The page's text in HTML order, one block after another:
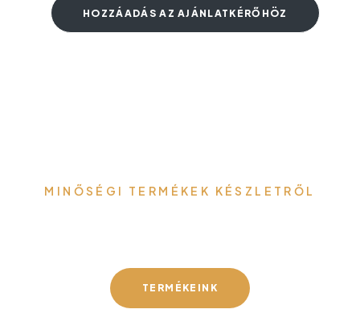
HOZZÁADÁS AZ AJÁNLATKÉRŐHÖZ
MINŐSÉGI TERMÉKEK KÉSZLETRŐL
TERMÉKEINK